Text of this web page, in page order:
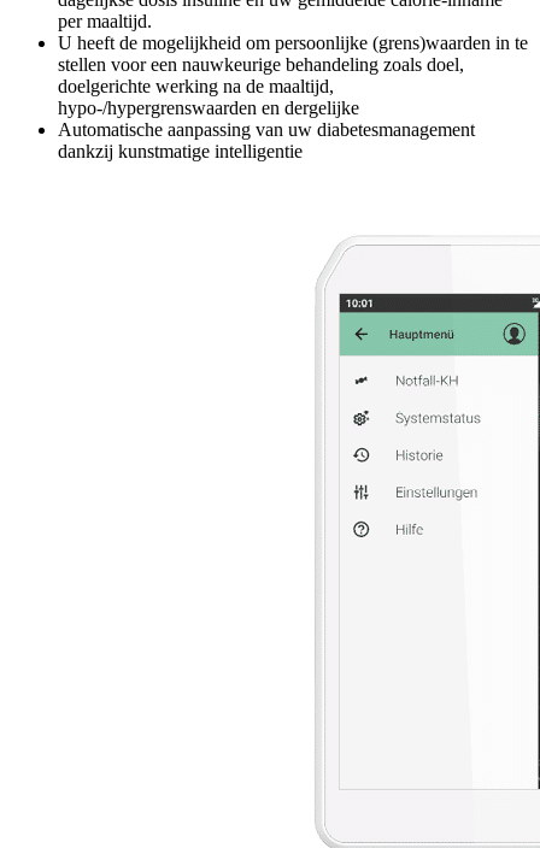
per maaltijd.
U heeft de mogelijkheid om persoonlijke (grens)waarden in te
stellen voor een nauwkeurige behandeling zoals doel,
doelgerichte werking na de maaltijd,
hypo-/hypergrenswaarden en dergelijke
Automatische aanpassing van uw diabetesmanagement
dankzij kunstmatige intelligentie